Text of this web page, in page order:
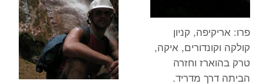
פרו: אריקיפה, קניון
קולקה וקונדורים, איקה,
טרק בהוארז וחזרה
הביתה דרך מדריד.